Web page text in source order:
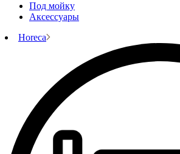
Под мойку
Аксессуары
Horeca